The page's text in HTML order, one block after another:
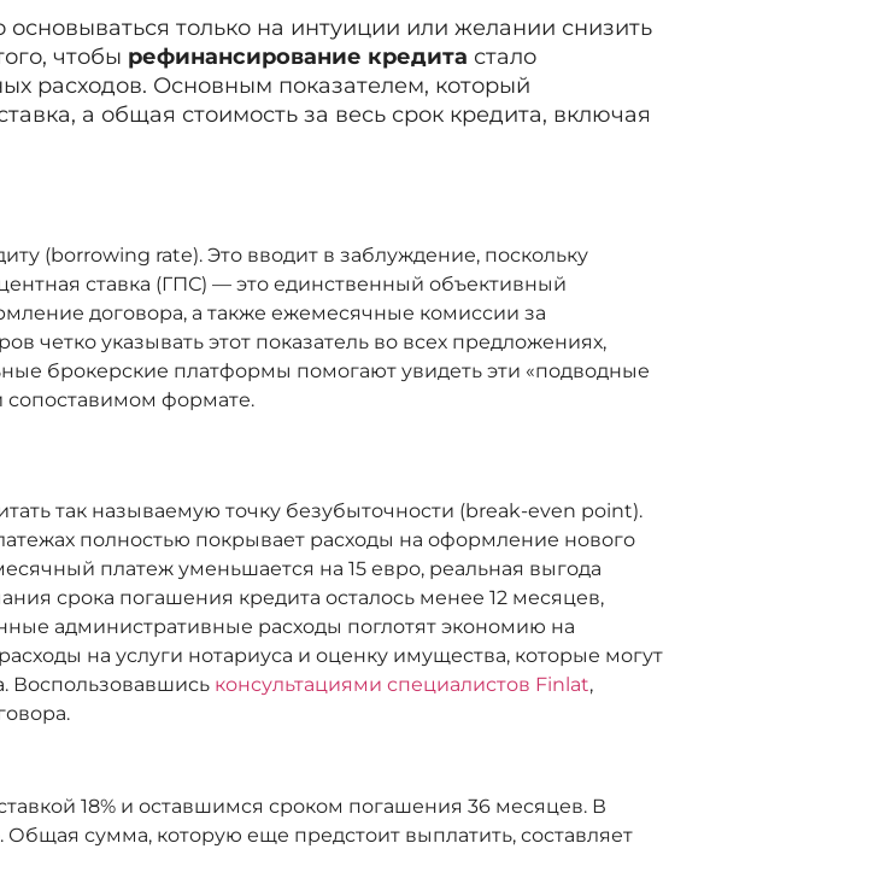
только на интуиции или желании снизить
чтобы рефинансирование кредита стало
расходов. Основным показателем, который
а общая стоимость за весь срок кредита, включая
(borrowing rate). Это вводит в заблуждение, поскольку
ставка (ГПС) — это единственный объективный
договора, а также ежемесячные комиссии за
четко указывать этот показатель во всех предложениях,
брокерские платформы помогают увидеть эти «подводные
сопоставимом формате.
так называемую точку безубыточности (break-even point).
полностью покрывает расходы на оформление нового
платеж уменьшается на 15 евро, реальная выгода
срока погашения кредита осталось менее 12 месяцев,
административные расходы поглотят экономию на
на услуги нотариуса и оценку имущества, которые могут
Воспользовавшись консультациями специалистов Finlat,
18% и оставшимся сроком погашения 36 месяцев. В
сумма, которую еще предстоит выплатить, составляет